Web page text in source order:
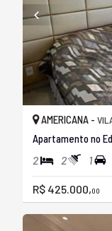
AMERICANA -
Apartamento no
2 2 1
R$ 425.000,00